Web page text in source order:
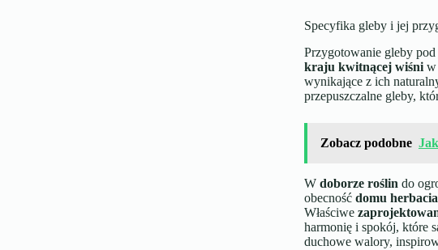
Specyfika gleby i jej
Przygotowanie gleby
kraju kwitnącej wiśniw
wynikające z ich
przepuszczalne gleby,
Zobacz podobne
W doborze roślin do
obecność domu
Właściwe
harmonię i spokój, które
duchowe walory,